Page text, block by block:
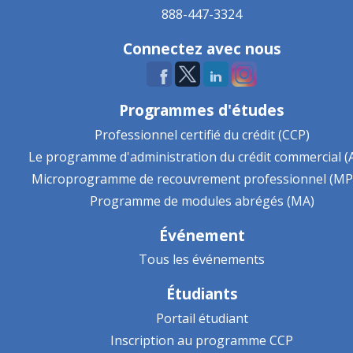
888-447-3324
Connectez avec nous
Programmes d'études
Professionnel certifié du crédit (CCP)
Le programme d'administration du crédit commercial
Microprogramme de recouvrement professionnel
Programme de modules abrégés (MA)
Événement
Tous les événements
Étudiants
Portail étudiant
Inscription au programme CCP